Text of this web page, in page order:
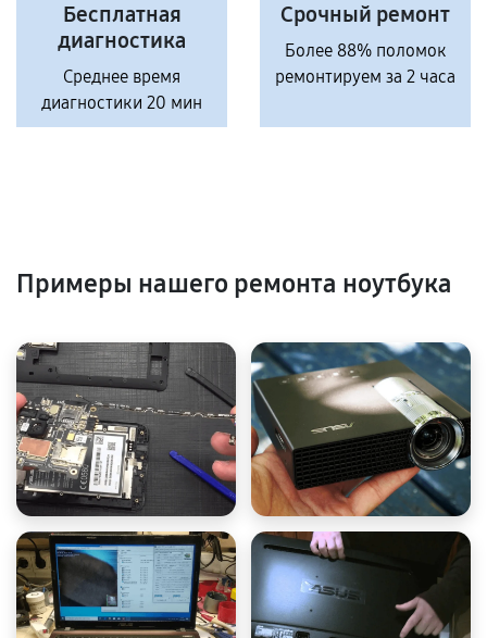
Бесплатная
диагностика
Среднее время
диагностики 20 мин
Срочный ремонт
Более 88% поломок
ремонтируем за 2 часа
Примеры нашего ремонта ноутбука